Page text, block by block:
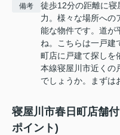
備考
徒歩12分の距離に
力。様々な場所への
能な物件です。道が
ね。こちらは一戸建
町店に戸建て探しを
本線寝屋川市近くの
でしょうか。まずは
寝屋川市春日町店舗
ポイント)